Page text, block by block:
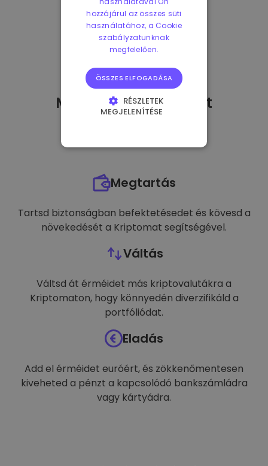
Mit tehetekmiután
-t
Megtartás
Tartsd biztonságban befektetésedet és kövesd a
növekedését a Kriptomat segítségével.
Váltás
Váltsd át érméidet más kriptovalutákra a
Kriptomaton, hogy könnyedén diverzifikáld a
portfóliódat.
Eladás
Add el érméidet euróért, és zökkenőmentesen
kiveheted a pénzt a kapcsolódó bankszámládra
vagy kártyádra.
hozzájárul az összes süti
használatához, a Cookie
szabályzatunknak
megfelelően.
ÖSSZES ELFOGADÁSA
RÉSZLETEK
MEGJELENÍTÉSE
CÉLZÁS
FUNKCIONALITÁS